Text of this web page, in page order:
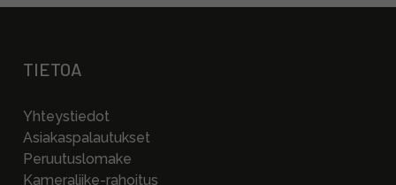
TIETOA
Yhteystiedot
Asiakaspalautukset
Peruutuslomake
Kameraliike-rahoitus